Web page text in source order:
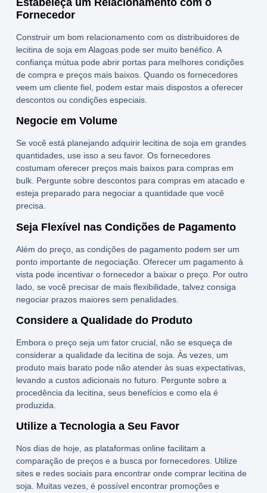
Fornecedor
Construir um bom relacionamento com os distribuidores de
lecitina de soja em Alagoaspode ser muito benéfico. A
confiança mútua pode abrir portas para melhores condições
de compra e preços mais baixos. Quando os fornecedores
veem um cliente fiel, podem estar mais dispostos a oferecer
descontos ou condições especiais.
Negocie em Volume
Se você está planejando adquirir lecitina de soja em grandes
quantidades, use isso a seu favor. Os fornecedores
costumam oferecer preços mais baixos para compras em
bulk. Pergunte sobre descontos para compras em atacado e
esteja preparado para negociar a quantidade que você
precisa.
Seja Flexível nas Condições de Pagamento
Além do preço, as condições de pagamento podem ser um
ponto importante de negociação. Oferecer um pagamento à
vista pode incentivar o fornecedor a baixar o preço. Por outro
lado, se você precisar de mais flexibilidade, talvez consiga
negociar prazos maiores sem penalidades.
Considere a Qualidade do Produto
Embora o preço seja um fator crucial, não se esqueça de
considerar a qualidade da lecitina de soja. Às vezes, um
produto mais barato pode não atender às suas expectativas,
levando a custos adicionais no futuro. Pergunte sobre a
procedência da lecitina, seus benefíciose como ela é
produzida.
Utilize a Tecnologia a Seu Favor
Nos dias de hoje, as plataformas online facilitam a
comparação de preços e a busca por fornecedores. Utilize
sites e redes sociais para encontrar onde comprar lecitina de
soja. Muitas vezes, é possível encontrar promoções e